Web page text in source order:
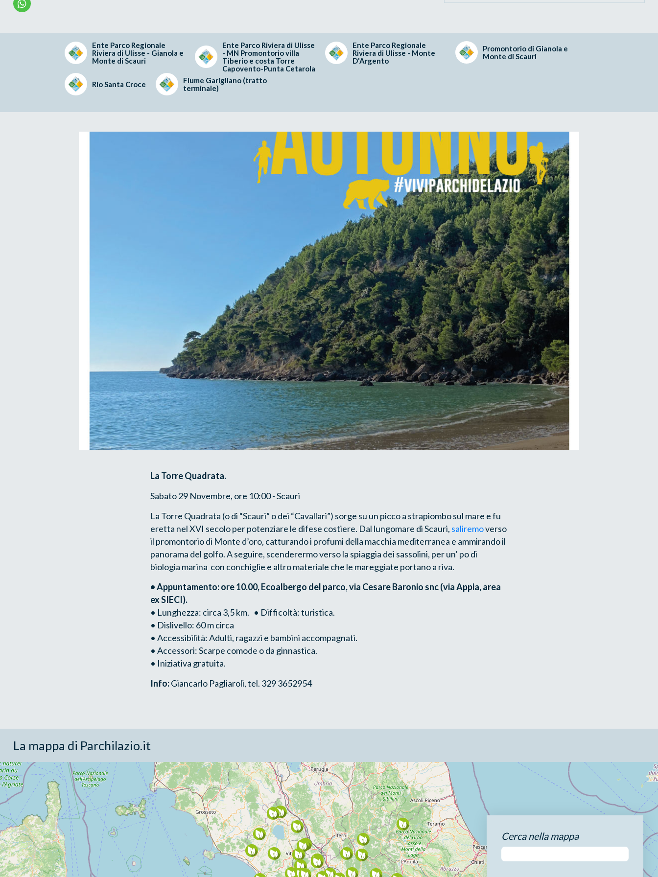
Ente Parco Regionale
Riviera di Ulisse - Gianola e
Monte di Scauri
Ente Parco Riviera di Ulisse
- MN Promontorio villa
Tiberio e costa Torre
Capovento-Punta Cetarola
Ente Parco Regionale
Riviera di Ulisse - Monte
D'Argento
Promontorio di Gianola e
Monte di Scauri
Rio Santa Croce
Fiume Garigliano (tratto
terminale)
La Torre Quadrata.
Sabato 29 Novembre, ore 10:00 - Scauri
La Torre Quadrata (o di “Scauri” o dei “Cavallari”) sorge su un picco a strapiombo sul mare e fu
eretta nel XVI secolo per potenziare le difese costiere. Dal lungomare di Scauri, saliremoverso
il promontorio di Monte d’oro, catturando i profumi della macchia mediterranea e ammirando il
panorama del golfo. A seguire, scenderermo verso la spiaggia dei sassolini, per un’ po di
biologia marina con conchiglie e altro materiale che le mareggiate portano a riva.
• Appuntamento: ore 10.00, Ecoalbergo del parco, via Cesare Baronio snc (via Appia, area
ex SIECI).
• Lunghezza: circa 3,5 km. • Difficoltà: turistica.
• Dislivello: 60 m circa
• Accessibilità: Adulti, ragazzi e bambini accompagnati.
• Accessori: Scarpe comode o da ginnastica.
• Iniziativa gratuita.
Info:Giancarlo Pagliaroli, tel. 329 3652954
La mappa di Parchilazio.it
Cerca nella mappa